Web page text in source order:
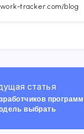
статья
выбрать